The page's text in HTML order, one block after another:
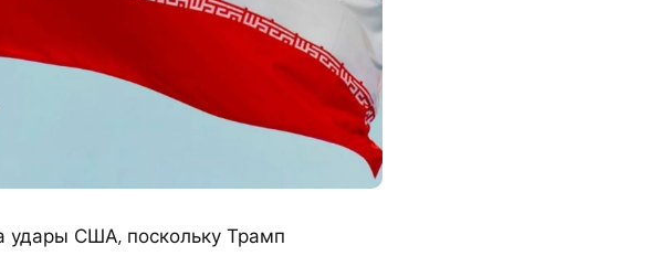
удары США, поскольку Трамп